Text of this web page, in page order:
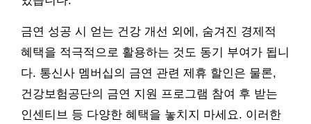
금연 성공 시 얻는 건강 개선 외에, 숨겨진 경제적
혜택을 적극적으로 활용하는 것도 동기 부여가 됩니
다. 통신사 멤버십의 금연 관련 제휴 할인은 물론,
건강보험공단의 금연 지원 프로그램 참여 후 받는
인센티브 등 다양한 혜택을 놓치지 마세요. 이러한